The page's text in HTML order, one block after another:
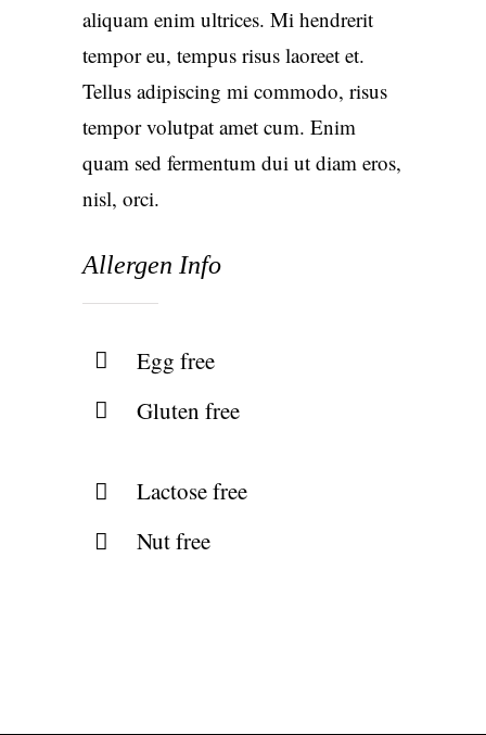
aliquam enim ultrices. Mi hendrerit
tempor eu, tempus risus laoreet et.
Tellus adipiscing mi commodo, risus
tempor volutpat amet cum. Enim
quam sed fermentum dui ut diam eros,
nisl, orci.
Allergen Info
Egg free
Gluten free
Lactose free
Nut free